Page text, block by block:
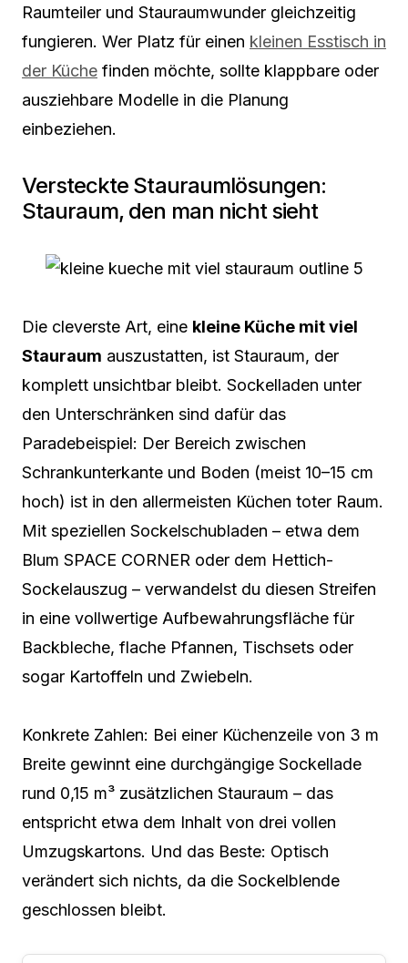
Raumteiler und Stauraumwunder gleichzeitig
fungieren. Wer Platz für einen kleinen Esstisch in
der Küche finden möchte, sollte klappbare oder
ausziehbare Modelle in die Planung
einbeziehen.
Versteckte Stauraumlösungen:
Stauraum, den man nicht sieht
Die cleverste Art, eine kleine Küche mit viel
Stauraum auszustatten, ist Stauraum, der
komplett unsichtbar bleibt. Sockelladen unter
den Unterschränken sind dafür das
Paradebeispiel: Der Bereich zwischen
Schrankunterkante und Boden (meist 10–15 cm
hoch) ist in den allermeisten Küchen toter Raum.
Mit speziellen Sockelschubladen – etwa dem
Blum SPACE CORNER oder dem Hettich-
Sockelauszug – verwandelst du diesen Streifen
in eine vollwertige Aufbewahrungsfläche für
Backbleche, flache Pfannen, Tischsets oder
sogar Kartoffeln und Zwiebeln.
Konkrete Zahlen: Bei einer Küchenzeile von 3 m
Breite gewinnt eine durchgängige Sockellade
rund 0,15 m³ zusätzlichen Stauraum – das
entspricht etwa dem Inhalt von drei vollen
Umzugskartons. Und das Beste: Optisch
verändert sich nichts, da die Sockelblende
geschlossen bleibt.